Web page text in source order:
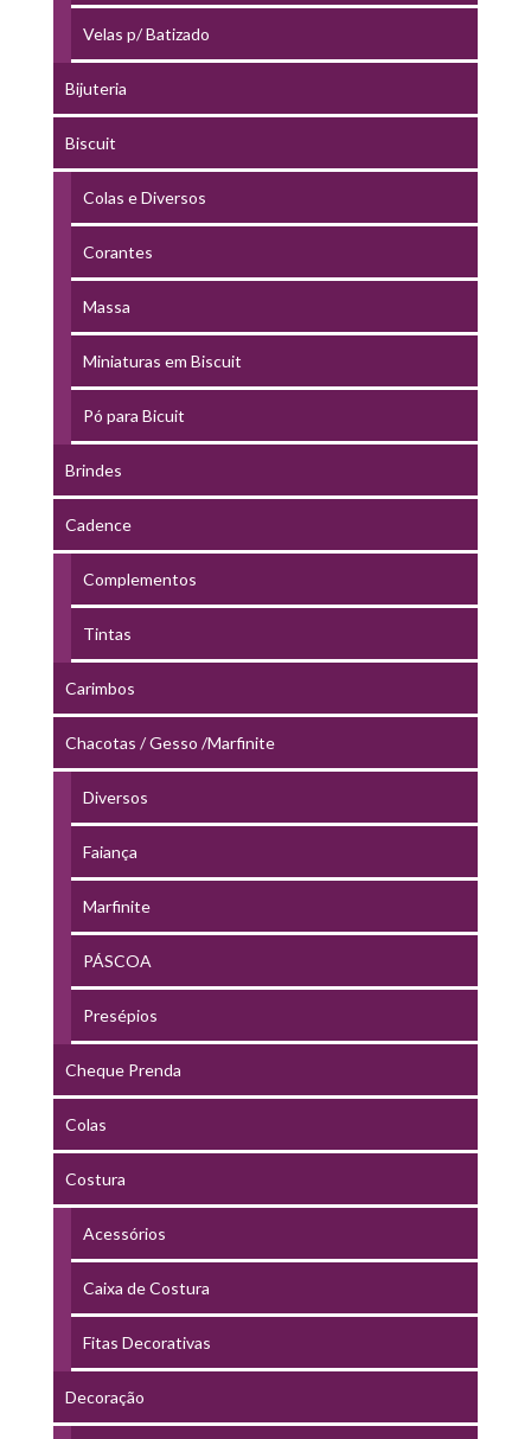
Velas p/ Batizado
Bijuteria
Biscuit
Colas e Diversos
Corantes
Massa
Miniaturas em Biscuit
Pó para Bicuit
Brindes
Cadence
Complementos
Tintas
Carimbos
Chacotas / Gesso /Marfinite
Diversos
Faiança
Marfinite
PÁSCOA
Presépios
Cheque Prenda
Colas
Costura
Acessórios
Caixa de Costura
Fitas Decorativas
Decoração